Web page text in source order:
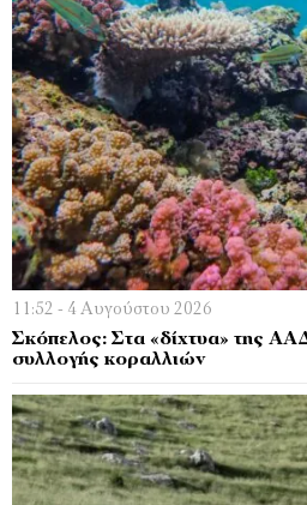
11:52 - 4 Αυγούστου 2026
Σκόπελος: Στα «δίχτυα» της
συλλογής κοραλλιών